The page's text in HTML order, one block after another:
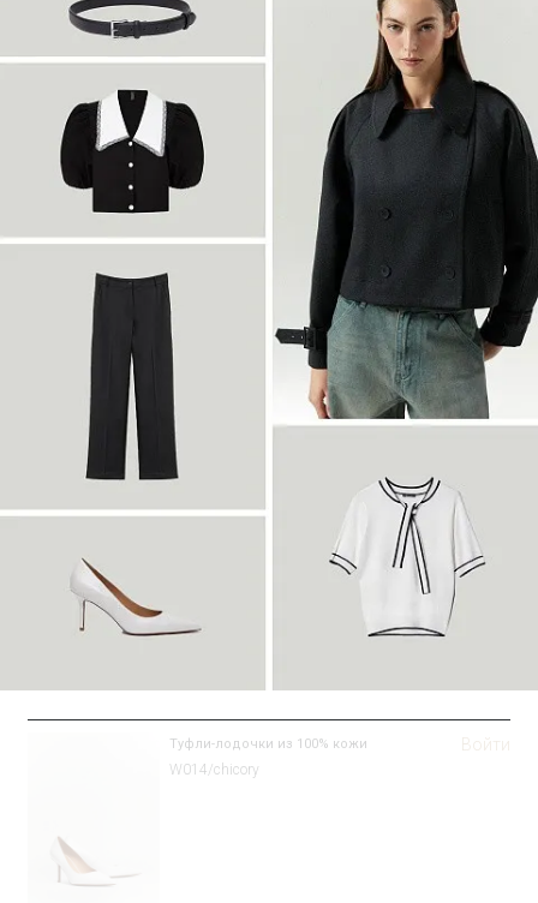
SALE
Войти
Джинсовый жилет с леопардовым
принтом
GL112/lewpard
SALE
Войти
Туфли-лодочки из 100% кожи
W014/chicory
Войти